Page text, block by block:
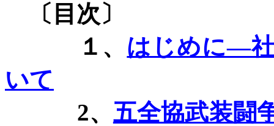
〔目次〕
１、 はじめに―
いて
2、 五全協武装闘